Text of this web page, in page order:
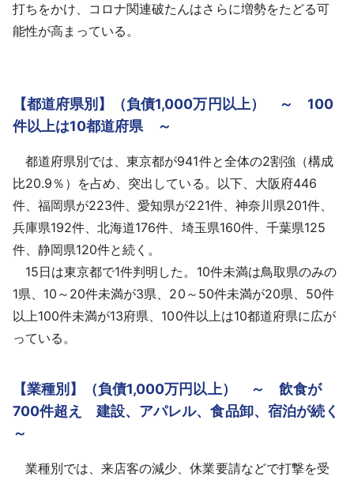
打ちをかけ、コロナ関連破たんはさらに増勢をたどる可
能性が高まっている。
【都道府県別】（負債1,000万円以上） ～ 100
件以上は10都道府県 ～
都道府県別では、東京都が941件と全体の2割強（構成
比20.9％）を占め、突出している。以下、大阪府446
件、福岡県が223件、愛知県が221件、神奈川県201件、
兵庫県192件、北海道176件、埼玉県160件、千葉県125
件、静岡県120件と続く。
15日は東京都で1件判明した。10件未満は鳥取県のみの
1県、10～20件未満が3県、20～50件未満が20県、50件
以上100件未満が13府県、100件以上は10都道府県に広が
っている。
【業種別】（負債1,000万円以上） ～ 飲⾷が
700件超え 建設、アパレル、⾷品卸、宿泊が続く
～
業種別では、来店客の減少、休業要請などで打撃を受